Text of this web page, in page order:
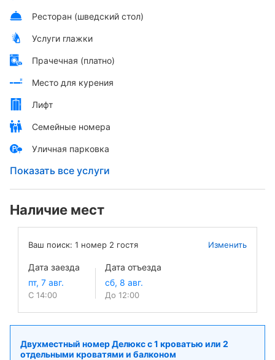
Ресторан (шведский стол)
Услуги глажки
Прачечная (платно)
Место для курения
Лифт
Семейные номера
Уличная парковка
Показать все услуги
Наличие мест
Ваш поиск: 1 номер 2 гостя Изменить
Дата заезда
С 14:00
Дата отъезда
До 12:00
Двухместный номер Делюкс с 1 кроватью или 2
отдельными кроватями и балконом